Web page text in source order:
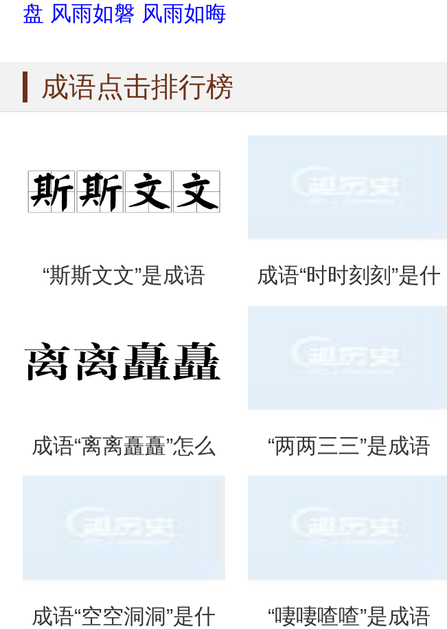
盘 风雨如磐 风雨如晦
成语点击排行榜
“斯斯文文”是成语 成语“时时刻刻”是什
成语“离离矗矗”怎么 “两两三三”是成语
成语“空空洞洞”是什 “啛啛喳喳”是成语